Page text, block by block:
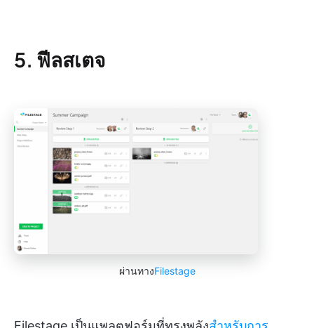
5. ฟีลสเตจ
ผ่านทางFilestage